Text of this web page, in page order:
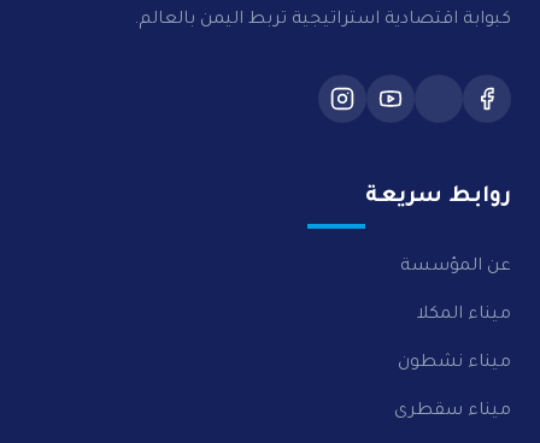
كبوابة اقتصادية استراتيجية تربط اليمن بالعالم.
روابط سريعة
عن المؤسسة
ميناء المكلا
ميناء نشطون
ميناء سقطرى